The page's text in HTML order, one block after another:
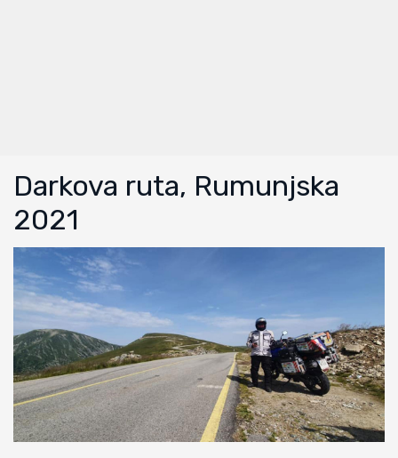
Darkova ruta, Rumunjska
2021